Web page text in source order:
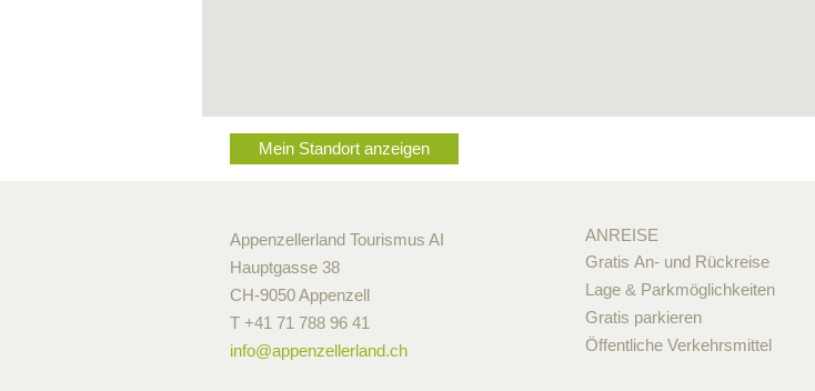
Mein Standort anzeigen
Appenzellerland Tourismus AI
Hauptgasse 38
CH-9050 Appenzell
T +41 71 788 96 41
info@appenzellerland.ch
ANREISE
Gratis An- und Rückreise
Lage & Parkmöglichkeiten
Gratis parkieren
Öffentliche Verkehrsmittel